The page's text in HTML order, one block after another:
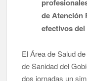
La Palma impulsa la
violencia de género con
El Día de la Cometa
de La Palma y refuerza
de Atención
efectivos del
El Área de Salud
de Sanidad del
dos jornadas un